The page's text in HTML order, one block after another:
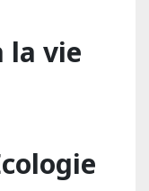
la vie